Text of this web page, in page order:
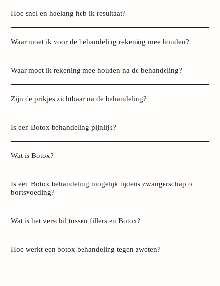
Hoe snel en hoelang heb ik resultaat?
Waar moet ik voor de behandeling rekening mee houden?
Waar moet ik rekening mee houden na de behandeling?
Zijn de prikjes zichtbaar na de behandeling?
Is een Botox behandeling pijnlijk?
Wat is Botox?
Is een Botox behandeling mogelijk tijdens zwangerschap of
bortsvoeding?
Wat is het verschil tussen fillers en Botox?
Hoe werkt een botox behandeling tegen zweten?